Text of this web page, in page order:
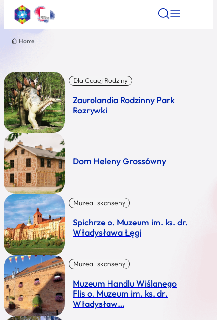
Nazwa atrakcji
Miasto
Kategoria
Home
Dla Caaej Rodziny
Zaurolandia Rodzinny Park
Rozrywki
Dom Heleny Grossówny
Muzea i skanseny
Spichrze o. Muzeum im. ks. dr.
Władysława Łęgi
Muzea i skanseny
Muzeum Handlu Wiślanego
Flis o. Muzeum im. ks. dr.
Władysław…